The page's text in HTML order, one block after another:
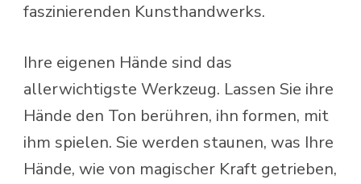
faszinierenden Kunsthandwerks.
Ihre eigenen Hände sind das
allerwichtigste Werkzeug. Lassen Sie ihre
Hände den Ton berühren, ihn formen, mit
ihm spielen. Sie werden staunen, was Ihre
Hände, wie von magischer Kraft getrieben,